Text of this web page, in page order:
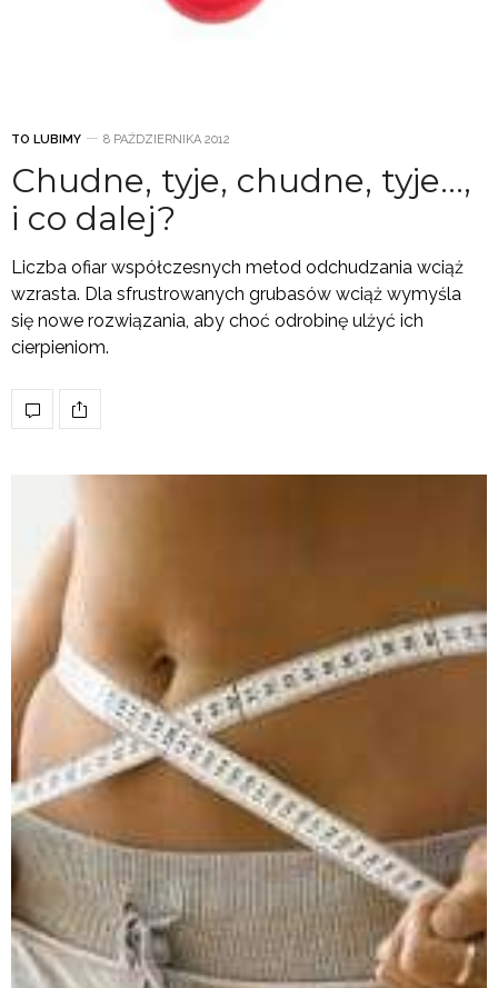
TO LUBIMY 8 PAŹDZIERNIKA 2012
Chudne, tyje, chudne, tyje…,
i co dalej?
Liczba ofiar współczesnych metod odchudzania wciąż
wzrasta. Dla sfrustrowanych grubasów wciąż wymyśla
się nowe rozwiązania, aby choć odrobinę ulżyć ich
cierpieniom.